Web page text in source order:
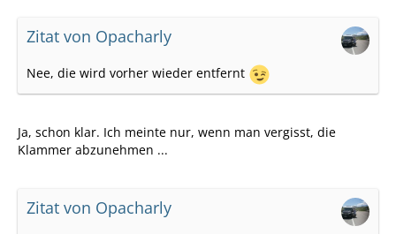
Zitat von Opacharly
Nee, die wird vorher wieder entfernt
Ja, schon klar. Ich meinte nur, wenn man vergisst, die
Klammer abzunehmen ...
Zitat von Opacharly